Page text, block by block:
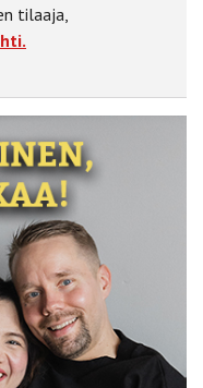
tilaaja,